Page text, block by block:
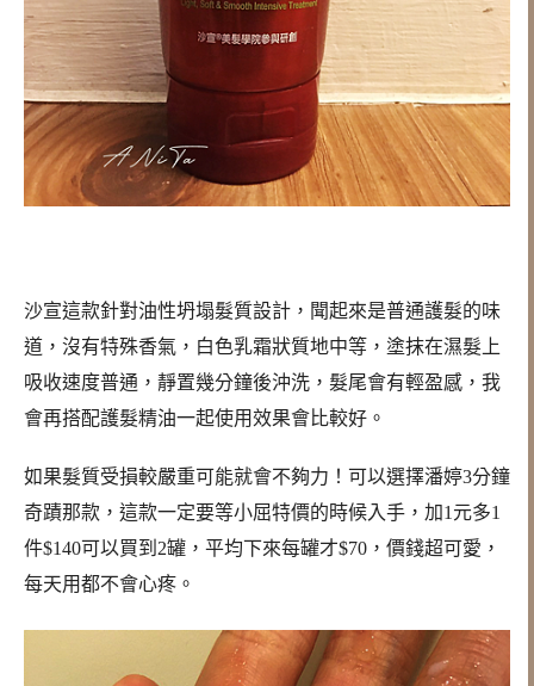
沙宣這款針對油性坍塌髮質設計，聞起來是普通護髮的味
道，沒有特殊香氣，白色乳霜狀質地中等，塗抹在濕髮上
吸收速度普通，靜置幾分鐘後沖洗，髮尾會有輕盈感，我
會再搭配護髮精油一起使用效果會比較好。
如果髮質受損較嚴重可能就會不夠力！可以選擇潘婷3分鐘
奇蹟那款，這款一定要等小屈特價的時候入手，加1元多1
件$140可以買到2罐，平均下來每罐才$70，價錢超可愛，
每天用都不會心疼。